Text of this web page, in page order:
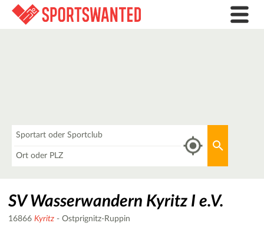
SV Wasserwandern Kyritz I e.V.
16866 Kyritz - Ostprignitz-Ruppin